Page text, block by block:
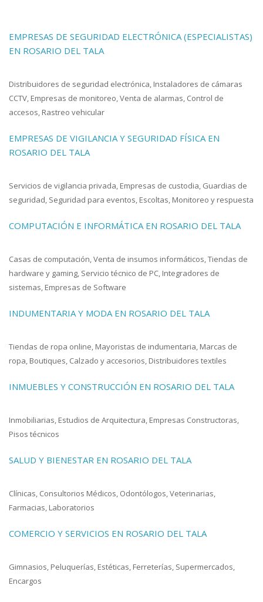
EMPRESAS DE SEGURIDAD ELECTRÓNICA (ESPECIALISTAS)
EN ROSARIO DEL TALA
Distribuidores de seguridad electrónica, Instaladores de cámaras
CCTV, Empresas de monitoreo, Venta de alarmas, Control de
accesos, Rastreo vehicular
EMPRESAS DE VIGILANCIA Y SEGURIDAD FÍSICA EN
ROSARIO DEL TALA
Servicios de vigilancia privada, Empresas de custodia, Guardias de
seguridad, Seguridad para eventos, Escoltas, Monitoreo y respuesta
COMPUTACIÓN E INFORMÁTICA EN ROSARIO DEL TALA
Casas de computación, Venta de insumos informáticos, Tiendas de
hardware y gaming, Servicio técnico de PC, Integradores de
sistemas, Empresas de Software
INDUMENTARIA Y MODA EN ROSARIO DEL TALA
Tiendas de ropa online, Mayoristas de indumentaria, Marcas de
ropa, Boutiques, Calzado y accesorios, Distribuidores textiles
INMUEBLES Y CONSTRUCCIÓN EN ROSARIO DEL TALA
Inmobiliarias, Estudios de Arquitectura, Empresas Constructoras,
Pisos técnicos
SALUD Y BIENESTAR EN ROSARIO DEL TALA
Clínicas, Consultorios Médicos, Odontólogos, Veterinarias,
Farmacias, Laboratorios
COMERCIO Y SERVICIOS EN ROSARIO DEL TALA
Gimnasios, Peluquerías, Estéticas, Ferreterías, Supermercados,
Encargos